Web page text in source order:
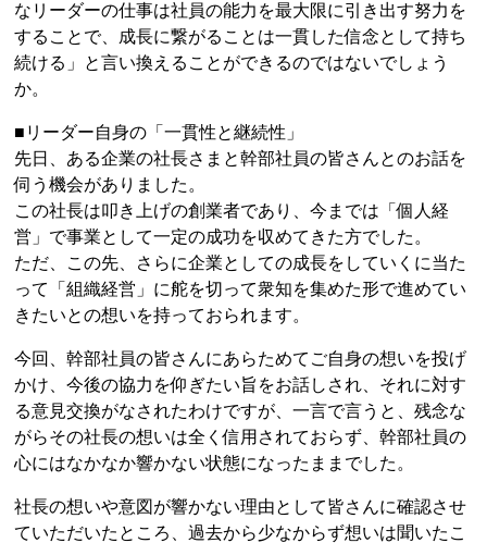
なリーダーの仕事は社員の能力を最大限に引き出す努力を
することで、成長に繋がることは一貫した信念として持ち
続ける」と言い換えることができるのではないでしょう
か。
■リーダー自身の「一貫性と継続性」
先日、ある企業の社長さまと幹部社員の皆さんとのお話を
伺う機会がありました。
この社長は叩き上げの創業者であり、今までは「個人経
営」で事業として一定の成功を収めてきた方でした。
ただ、この先、さらに企業としての成長をしていくに当た
って「組織経営」に舵を切って衆知を集めた形で進めてい
きたいとの想いを持っておられます。
今回、幹部社員の皆さんにあらためてご自身の想いを投げ
かけ、今後の協力を仰ぎたい旨をお話しされ、それに対す
る意見交換がなされたわけですが、一言で言うと、残念な
がらその社長の想いは全く信用されておらず、幹部社員の
心にはなかなか響かない状態になったままでした。
社長の想いや意図が響かない理由として皆さんに確認させ
ていただいたところ、過去から少なからず想いは聞いたこ